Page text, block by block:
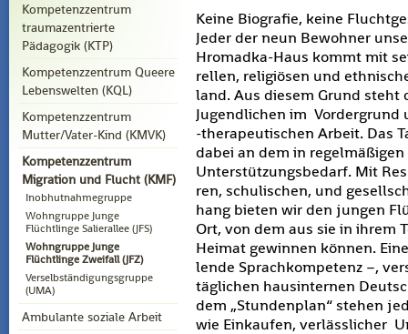
Kompetenzzentrum
traumazentrierte
Pädagogik (KTP)
Kompetenzzentrum Queere
Lebenswelten (KQL)
Kompetenzzentrum
Mutter/Vater-Kind (KMVK)
Kompetenzzentrum
Migration und Flucht (KMF)
Inobhutnahmegruppe
Wohngruppe Junge
Flüchtlinge Salierallee (JFS)
Wohngruppe Junge
Flüchtlinge Zweifall (JFZ)
Verselbständigungsgruppe
(UMA)
Ambulante soziale Arbeit
Keine Bio­gra­fie, keine
Jeder der neun Be­woh­ner
Hromad­ka-Haus kommt mit
rel­len, re­li­giö­sen und
land. Aus die­sem Grund
Ju­gend­li­chen im Vor­der­grund
-the­ra­peu­ti­schen Ar­beit. Das
dabei an dem in
Un­ter­stüt­zungs­be­darf. Mit
ren, schu­li­schen, und
hang bie­ten wir den jun­gen
Ort, von dem aus sie in ihrem
Hei­mat ge­win­nen kön­nen.
len­de Sprach­kom­pe­tenz –,
täg­li­chen haus­in­ter­nen
dem „Stun­den­plan“ ste­hen
wie Ein­kau­fen, ver­läss­li­cher